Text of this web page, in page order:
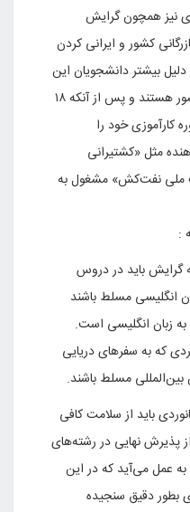
نیز همچون گرایش
کشور و ایرانی کردن
بیشتر دانشجویان این
گرایش بورسیه ارگانهای دریایی کشور هستند و پس از آنکه ۱۸
کارآموزی خود را
مثل «کشتیرانی
ملی نفت‌کش» مشغول به
:
گرایش باید در دروس
انگلیسی مسلط باشند
زبان انگلیسی است.
که به سفرهای دریایی
بین‌المللی مسلط باشند.
باید از سلامت کافی
پذیرش نهایی در رشته‌های
به عمل می‌آید که در این
بطور دقیق سنجیده